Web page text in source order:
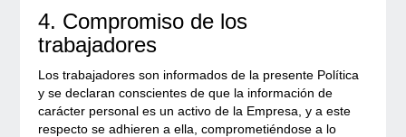
4. Compromiso de los
trabajadores
Los trabajadores son informados de la presente Política
y se declaran conscientes de que la información de
carácter personal es un activo de la Empresa, y a este
respecto se adhieren a ella, comprometiéndose a lo